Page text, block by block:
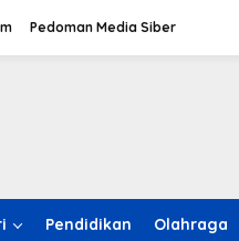
Pedoman Media Siber
Pendidikan Olahraga